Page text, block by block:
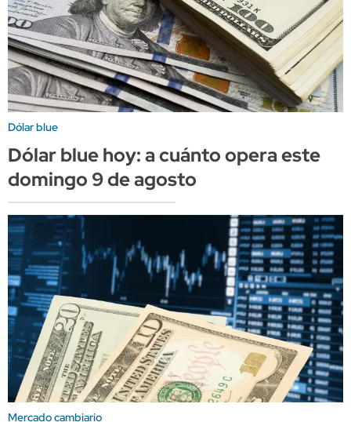
Dólar blue
Dólar blue hoy: a cuánto opera este
domingo 9 de agosto
Mercado cambiario